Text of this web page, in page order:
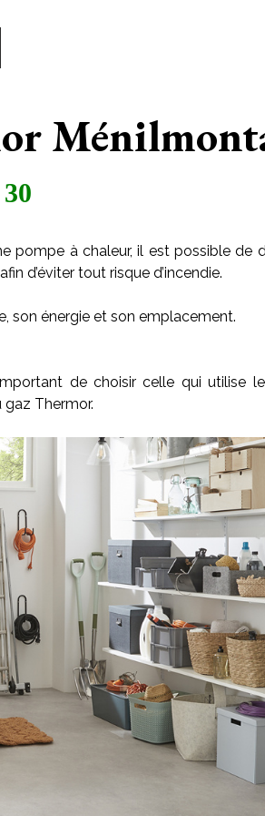
pompe à chaleur, il est possible de
d’éviter tout risque d’incendie.
son énergie et son emplacement.
de choisir celle qui utilise
Thermor.